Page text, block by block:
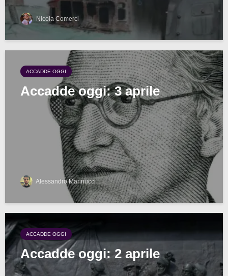
Nicola Comerci
ACCADDE OGGI
Accadde oggi: 3 aprile
Alessandro Marinucci
ACCADDE OGGI
Accadde oggi: 2 aprile